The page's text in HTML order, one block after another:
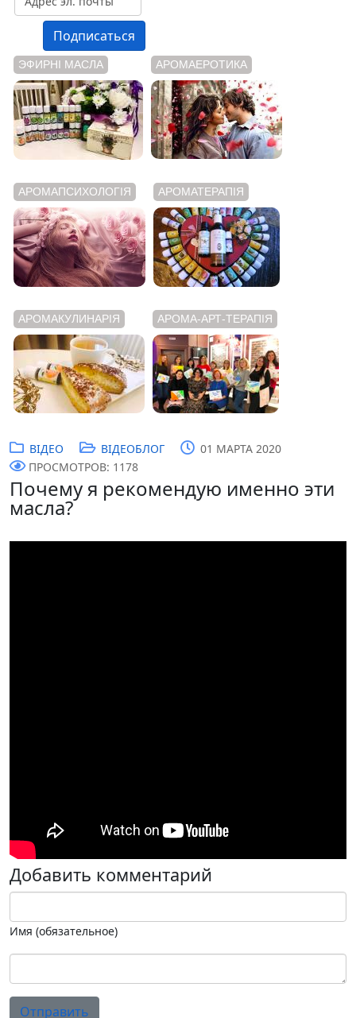
ЭФИРНІ МАСЛА АРОМАЕРОТИКА
АРОМАПСИХОЛОГІЯ АРОМАТЕРАПІЯ
АРОМАКУЛИНАРІЯ АРОМА-АРТ-ТЕРАПІЯ
ВІДЕО ВІДЕОБЛОГ
01 МАРТА 2020
ПРОСМОТРОВ: 1178
Почему я рекомендую именно эти
масла?
Добавить комментарий
Имя (обязательное)
Отправить